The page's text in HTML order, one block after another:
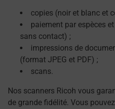
copies (noir et blanc et
paiement par espèces
sans contact) ;
impressions de
(format JPEG et PDF) ;
scans.
Nos scanners Ricoh vous
de grande fidélité. Vous